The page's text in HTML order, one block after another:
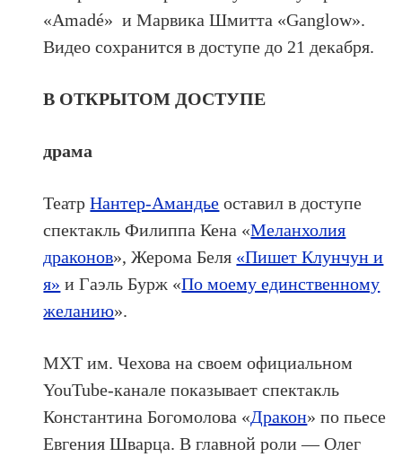
«Amadé» и Марвика Шмитта «Ganglow».
Видео сохранится в доступе до 21 декабря.
В ОТКРЫТОМ ДОСТУПЕ
драма
ТеатрНантер-Амандье оставил в доступе
спектакль Филиппа Кена «Меланхолия
драконов», Жерома Беля «Пишет Клунчун и
я» и Гаэль Бурж «По моему единственному
желанию».
МХТ им. Чехова на своем официальном
YouTube-канале показывает спектакль
Константина Богомолова «Дракон» по пьесе
Евгения Шварца. В главной роли — Олег